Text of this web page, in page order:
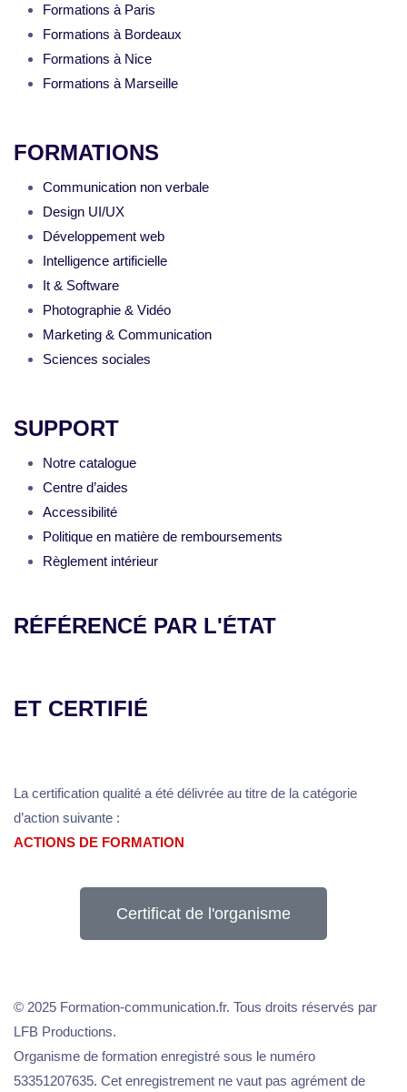
Formations à Paris
Formations à Bordeaux
Formations à Nice
Formations à Marseille
FORMATIONS
Communication non verbale
Design UI/UX
Développement web
Intelligence artificielle
It & Software
Photographie & Vidéo
Marketing & Communication
Sciences sociales
SUPPORT
Notre catalogue
Centre d’aides
Accessibilité
Politique en matière de remboursements
Règlement intérieur
RÉFÉRENCÉ PAR L'ÉTAT
ET CERTIFIÉ
La certification qualité a été délivrée au titre de la catégorie
d’action suivante :
ACTIONS DE FORMATION
Certificat de l'organisme
© 2025 Formation-communication.fr. Tous droits réservés par
LFB Productions.
Organisme de formation enregistré sous le numéro
53351207635. Cet enregistrement ne vaut pas agrément de